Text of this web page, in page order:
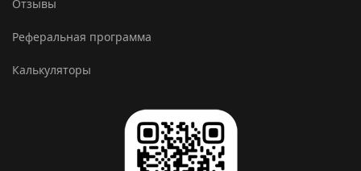
Отзывы
Реферальная программа
Калькуляторы